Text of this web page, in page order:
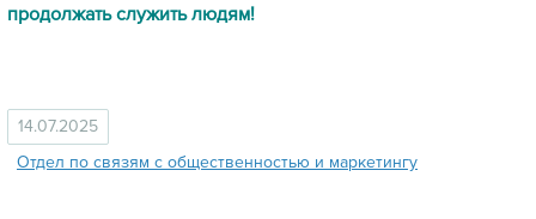
продолжать служить людям!
14.07.2025
Отдел по связям с общественностью и маркетингу